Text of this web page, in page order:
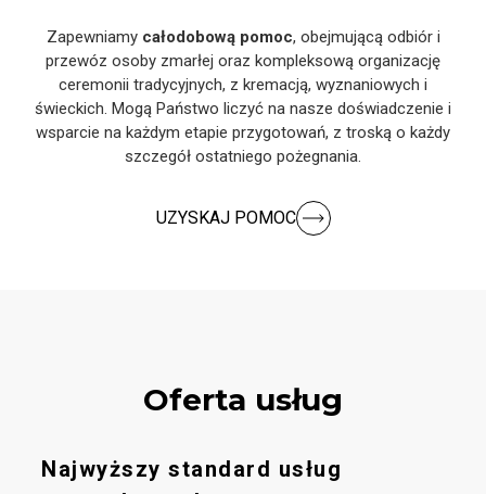
Zapewniamy całodobową pomoc, obejmującą odbiór i
przewóz osoby zmarłej oraz kompleksową organizację
ceremonii tradycyjnych, z kremacją, wyznaniowych i
świeckich. Mogą Państwo liczyć na nasze doświadczenie i
wsparcie na każdym etapie przygotowań, z troską o każdy
szczegół ostatniego pożegnania.
UZYSKAJ POMOC
Oferta usług
Najwyższy standard usług